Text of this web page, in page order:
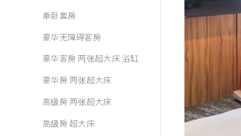
单卧套房
豪华无障碍客房
豪华客房 两张超大床 浴缸
豪华房 两张超大床
高级房 两张超大床
高级房 超大床